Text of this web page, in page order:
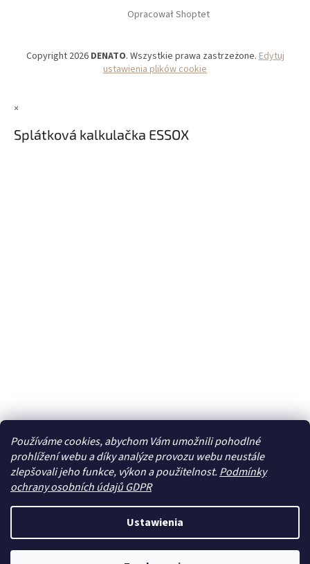
Používáme cookies, abychom Vám umožnili pohodlné
prohlížení webu a díky analýze provozu webu neustále
zlepšovali jeho funkce, výkon a použitelnost. Podmínky
ochrany osobních údajů GDPR
Ustawienia
Opracował Shoptet
Copyright 2026 DENATO. Wszystkie prawa zastrzeżone. Edytuj
ustawienia plików cookie
×
Splátková kalkulačka ESSOX